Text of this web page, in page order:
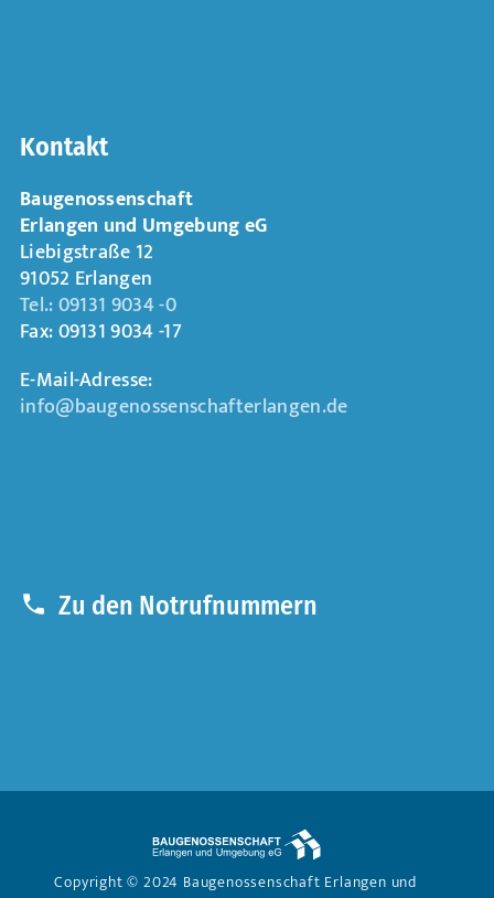
Kontakt
Baugenossenschaft
Erlangen und Umgebung eG
Liebigstraße 12
91052 Erlangen
Tel.: 09131 9034 -0
Fax: 09131 9034 -17
E-Mail-Adresse:
info@baugenossenschafterlangen.de
Zu den Notrufnummern
Copyright © 2024 Baugenossenschaft Erlangen und